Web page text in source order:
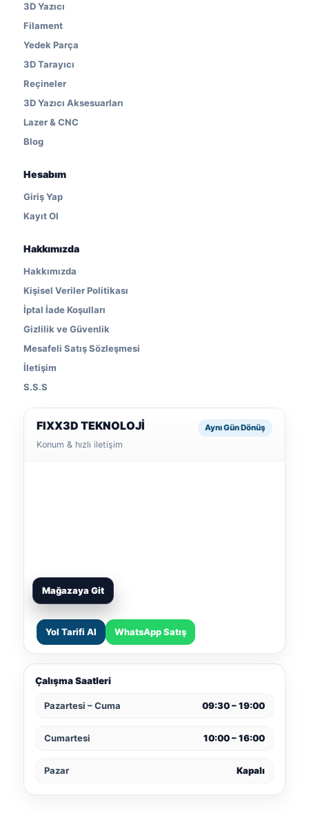
3D Yazıcı
Filament
Yedek Parça
3D Tarayıcı
Reçineler
3D Yazıcı Aksesuarları
Lazer & CNC
Blog
Hesabım
Giriş Yap
Kayıt Ol
Hakkımızda
Hakkımızda
Kişisel Veriler Politikası
İptal İade Koşulları
Gizlilik ve Güvenlik
Mesafeli Satış Sözleşmesi
İletişim
S.S.S
FIXX3D TEKNOLOJİ
Konum & hızlı iletişim
Aynı Gün Dönüş
Mağazaya Git
Yol Tarifi Al WhatsApp Satış
Çalışma Saatleri
Pazartesi – Cuma 09:30 – 19:00
Cumartesi 10:00 – 16:00
Pazar Kapalı